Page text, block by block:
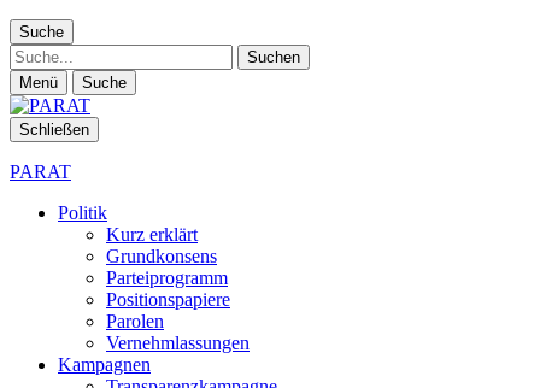
Suche
Suche
Menü Suche
Schließen
PARAT
Politik
Kurz erklärt
Grundkonsens
Parteiprogramm
Positionspapiere
Parolen
Vernehmlassungen
Kampagnen